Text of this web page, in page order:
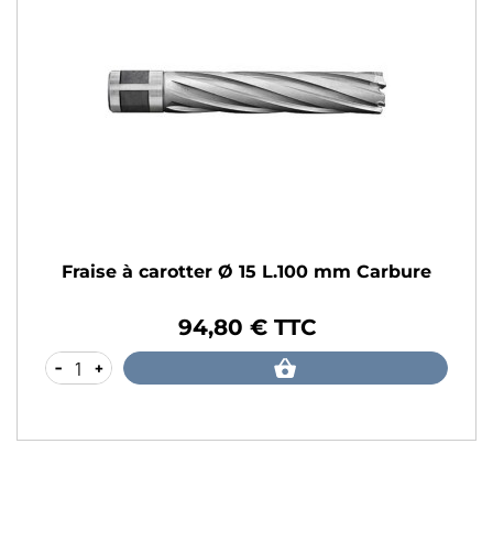
Fraise à carotter Ø 15 L.100 mm Carbure
94,80 € TTC
- +